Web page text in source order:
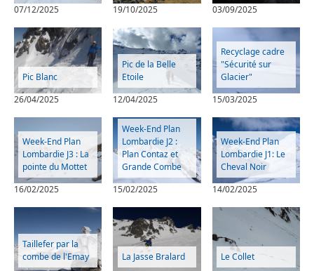
07/12/2025
19/10/2025
03/09/2025
Pic Blanc
26/04/2025
Pic de la Belle
Etoile
12/04/2025
Recyclage cadre
"Sécurité sur
Glacier"
15/03/2025
Week-End Plan
Lombardie J3 : La
pointe du Mottet
16/02/2025
Week-End Plan
Lombardie J2 :
Plan Contaz et
Grande Combe
15/02/2025
Week-End Plan
Lombardie J1: Le
Cheval Noir
14/02/2025
Taillefer par la
combe de l'Emay
La Jasse Bralard
Le Collet